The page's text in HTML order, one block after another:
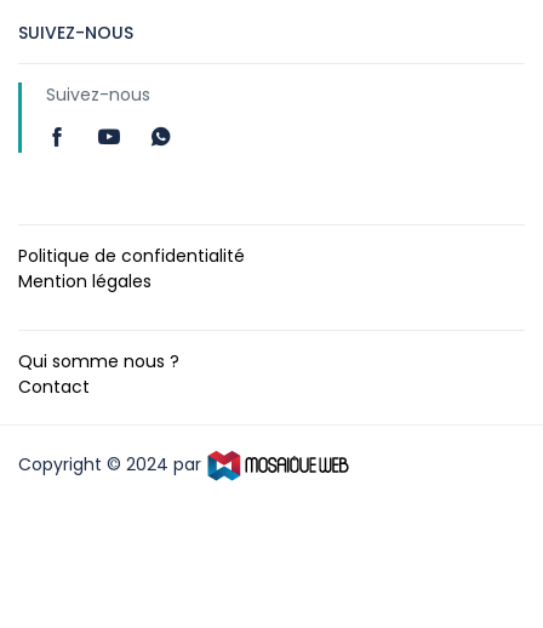
SUIVEZ-NOUS
Suivez-nous
Politique de confidentialité
Mention légales
Qui somme nous ?
Contact
Copyright © 2024 par